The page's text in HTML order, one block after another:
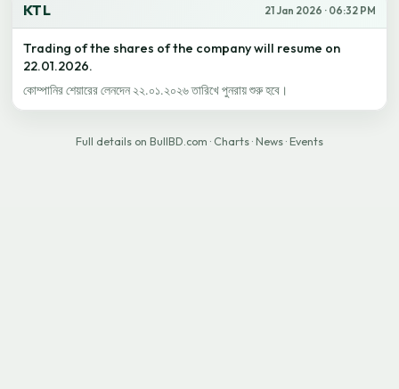
KTL 21 Jan 2026 · 06:32 PM
Trading of the shares of the company will resume on
22.01.2026.
কোম্পানির শেয়ারের লেনদেন ২২.০১.২০২৬ তারিখে পুনরায় শুরু হবে।
Full details on BullBD.com · Charts · News · Events